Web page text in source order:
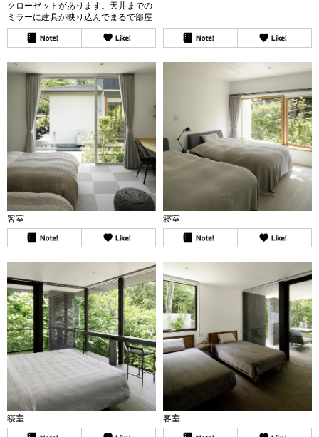
クローゼットがあります。天井までの
ミラーに建具が映り込んでまるで部屋
が続いているように見えます。
客室 寝室
寝室 客室